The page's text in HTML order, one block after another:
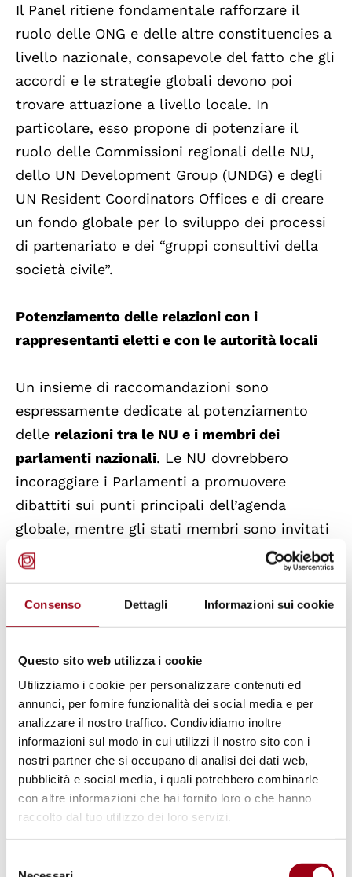
Consenso Dettagli Informazioni sui cookie
Questo sito web utilizza i cookie
Utilizziamo i cookie per personalizzare contenuti ed
annunci, per fornire funzionalità dei social media e per
analizzare il nostro traffico. Condividiamo inoltre
informazioni sul modo in cui utilizzi il nostro sito con i
nostri partner che si occupano di analisi dei dati web,
pubblicità e social media, i quali potrebbero combinarle
con altre informazioni che hai fornito loro o che hanno
raccolto dal tuo utilizzo dei loro servizi.
Il Panel ritiene fondamentale rafforzare il
ruolo delle ONG e delle altre constituencies a
livello nazionale, consapevole del fatto che gli
accordi e le strategie globali devono poi
trovare attuazione a livello locale. In
particolare, esso propone di potenziare il
ruolo delle Commissioni regionali delle NU,
dello UN Development Group (UNDG) e degli
UN Resident Coordinators Offices e di creare
un fondo globale per lo sviluppo dei processi
di partenariato e dei “gruppi consultivi della
società civile”.
Potenziamento delle relazioni con i
rappresentanti eletti e con le autorità locali
Un insieme di raccomandazioni sono
espressamente dedicate al potenziamento
delle relazioni tra le NU e i membri dei
parlamenti nazionali. Le NU dovrebbero
incoraggiare i Parlamenti a promuovere
dibattiti sui punti principali dell’agenda
globale, mentre gli stati membri sono invitati
ad includere rappresentanti dei Parlamenti
nelle loro delegazioni presso i principali
organi delle NU. Si propone inoltre di invitare
membri dei Parlamenti nazionali specializzati
principali Commissioni e alle Sessioni speciali
dell’Assemblea generale (AG). Ancora, al fine
di promuovere un più diretto ruolo dei
parlamentari nella governance globale, si
raccomanda la creazione di una “Elected
Representatives Liaison Unit”, la quale
dovrebbe fornire, con il supporto dell’Unione